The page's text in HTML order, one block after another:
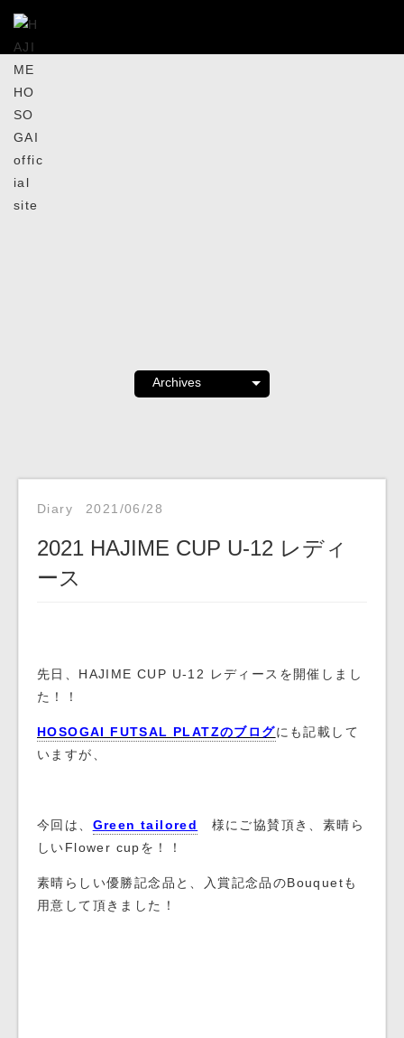
Diary 2021/06/28
2021 HAJIME CUP U-12 レディ
ース
先日、HAJIME CUP U-12 レディースを開催しまし
た！！
HOSOGAI FUTSAL PLATZのブログにも記載して
いますが、
今回は、 Green tailored
様にご協賛頂き、素晴ら
しいFlower cupを！！
素晴らしい優勝記念品と、入賞記念品のBouquetも
用意して頂きました！